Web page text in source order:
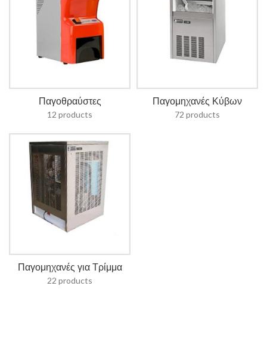
Παγοθραύστες
12 products
Παγομηχανές Κύβων
72 products
Παγομηχανές για Τρίμμα
22 products